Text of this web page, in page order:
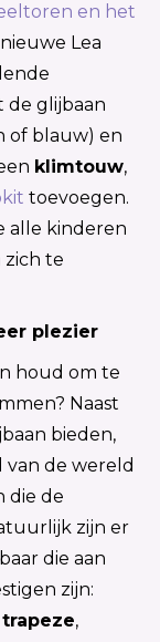
en het
Lea
de glijbaan
of blauw) en
klimtouw,
toevoegen.
alle kinderen
te
plezier
houd om te
Naast
bieden,
van de wereld
die de
zijn er
die aan
zijn:
trapeze,